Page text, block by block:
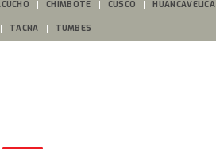
CHIMBOTE CUSCO HUANCAVELICA
TACNA TUMBES